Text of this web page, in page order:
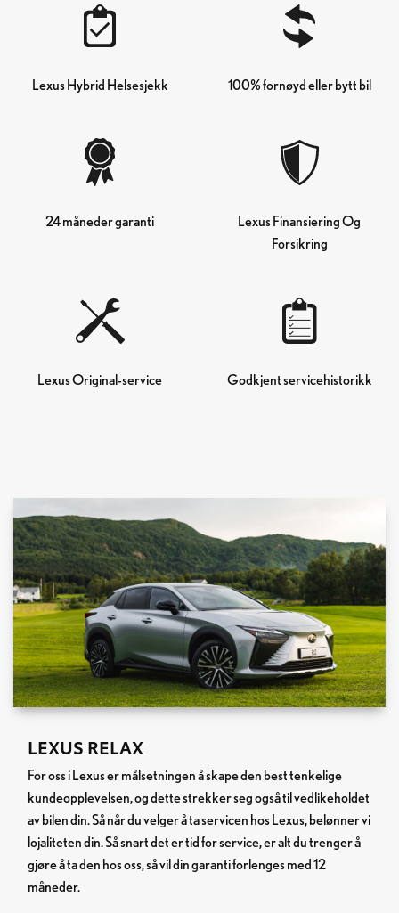
Lexus Hybrid Helsesjekk 100% fornøyd eller bytt bil
24 måneder garanti
Lexus Finansiering Og
Forsikring
Lexus Original-service Godkjent servicehistorikk
LEXUS RELAX
For oss i Lexus er målsetningen å skape den best tenkelige
kundeopplevelsen, og dette strekker seg også til vedlikeholdet
av bilen din. Så når du velger å ta servicen hos Lexus, belønner vi
lojaliteten din. Så snart det er tid for service, er alt du trenger å
gjøre å ta den hos oss, så vil din garanti forlenges med 12
måneder.